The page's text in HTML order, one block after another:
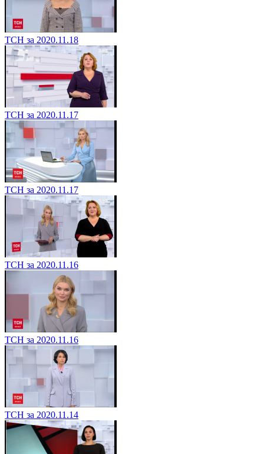
ТСН за 2020.11.18
ТСН за 2020.11.17
ТСН за 2020.11.17
ТСН за 2020.11.16
ТСН за 2020.11.16
ТСН за 2020.11.14